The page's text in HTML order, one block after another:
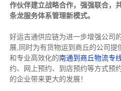
作伙伴建立战略合作，强强联合，
条龙服务体系管理新模式。
好运吉通供应链为进一步增强公司
展,同时为有货物运到商丘的公司
和专业高效化的南通到商丘物流专
约、网上预约、到店预约等方式预
的企业带来更大的发展！